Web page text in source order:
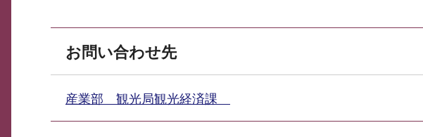
お問い合わせ先
産業部 観光局観光経済課